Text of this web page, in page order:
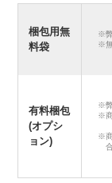
梱包用無
料袋
※
※
有料梱包
(オプシ
ョン)
※
※
※